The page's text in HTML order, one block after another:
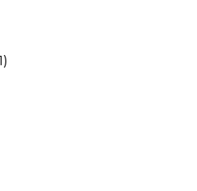
31